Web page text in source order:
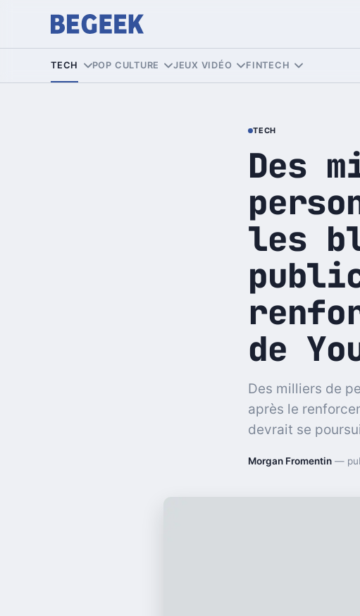
TECH POP CULTURE JEUX VIDÉO FINTECH
TECH
Des
les
de
Des milliers de
après le
devrait se
Morgan Fromentin —